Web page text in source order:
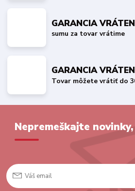
GARANCIA
sumu za tovar vrátime
GARANCIA
Tovar môžete vrátiť do
Nepremeškajte